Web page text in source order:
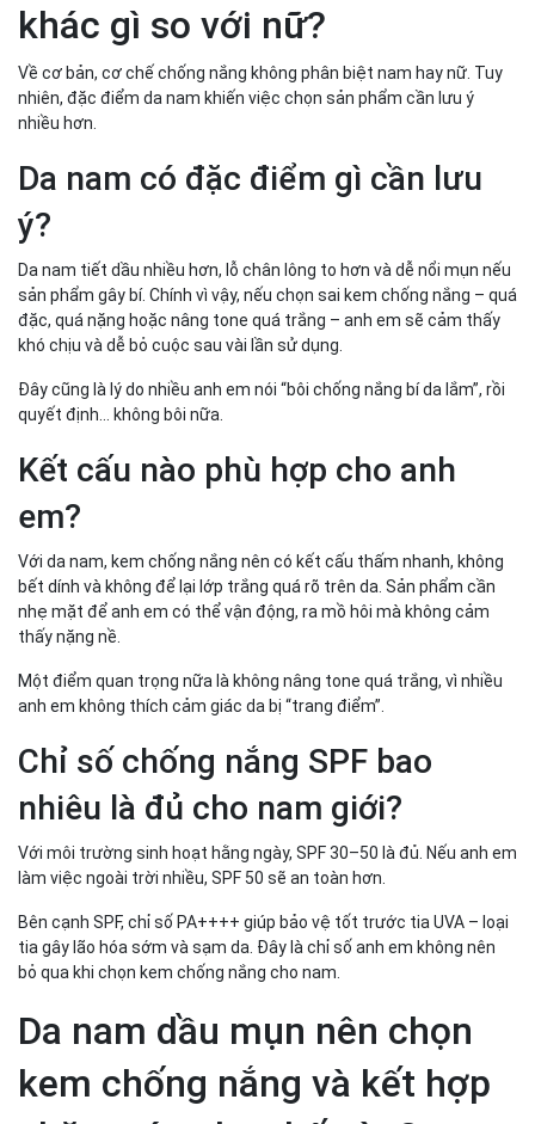
khác gì so với nữ?
Về cơ bản, cơ chế chống nắng không phân biệt nam hay nữ. Tuy
nhiên, đặc điểm da nam khiến việc chọn sản phẩm cần lưu ý
nhiều hơn.
Da nam có đặc điểm gì cần lưu
ý?
Da nam tiết dầu nhiều hơn, lỗ chân lông to hơn và dễ nổi mụn nếu
sản phẩm gây bí. Chính vì vậy, nếu chọn sai kem chống nắng – quá
đặc, quá nặng hoặc nâng tone quá trắng – anh em sẽ cảm thấy
khó chịu và dễ bỏ cuộc sau vài lần sử dụng.
Đây cũng là lý do nhiều anh em nói “bôi chống nắng bí da lắm”, rồi
quyết định… không bôi nữa.
Kết cấu nào phù hợp cho anh
em?
Với da nam, kem chống nắng nên có kết cấu thấm nhanh, không
bết dính và không để lại lớp trắng quá rõ trên da. Sản phẩm cần
nhẹ mặt để anh em có thể vận động, ra mồ hôi mà không cảm
thấy nặng nề.
Một điểm quan trọng nữa là không nâng tone quá trắng, vì nhiều
anh em không thích cảm giác da bị “trang điểm”.
Chỉ số chống nắng SPF bao
nhiêu là đủ cho nam giới?
Với môi trường sinh hoạt hằng ngày, SPF 30–50 là đủ. Nếu anh em
làm việc ngoài trời nhiều, SPF 50 sẽ an toàn hơn.
Bên cạnh SPF, chỉ số PA++++ giúp bảo vệ tốt trước tia UVA – loại
tia gây lão hóa sớm và sạm da. Đây là chỉ số anh em không nên
bỏ qua khi chọn kem chống nắng cho nam.
Da nam dầu mụn nên chọn
kem chống nắng và kết hợp